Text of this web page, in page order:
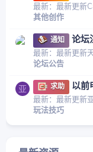
最新：最新更新
其他创作
通知 论坛
最新：最新更新
论坛公告
亚 求助 以前
最新：最新更新
玩法技巧